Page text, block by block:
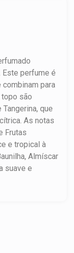
Este perfume é
para
topo são
que
As notas
Frutas
e tropical à
Almíscar
suave e